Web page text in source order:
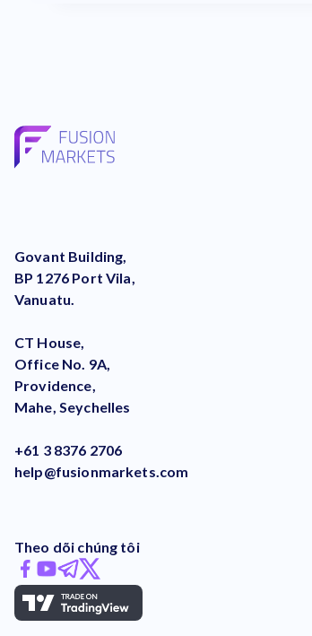
Govant Building,
BP 1276 Port Vila,
Vanuatu.
CT House,
Office No. 9A,
Providence,
Mahe, Seychelles
+61 3 8376 2706
help@fusionmarkets.com
Theo dõi chúng tôi